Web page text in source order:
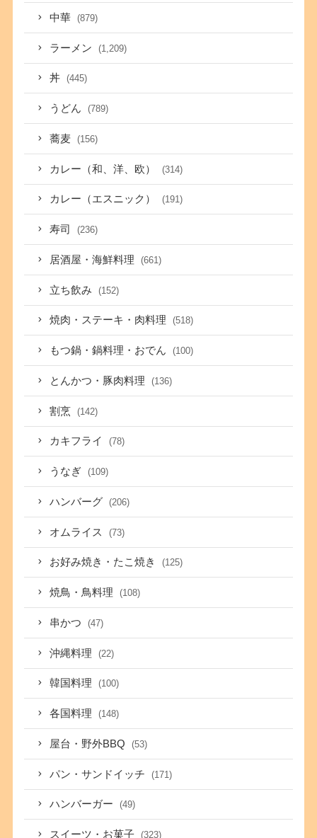
中華 (879)
ラーメン (1,209)
丼 (445)
うどん (789)
蕎麦 (156)
カレー（和、洋、欧） (314)
カレー（エスニック） (191)
寿司 (236)
居酒屋・海鮮料理 (661)
立ち飲み (152)
焼肉・ステーキ・肉料理 (518)
もつ鍋・鍋料理・おでん (100)
とんかつ・豚肉料理 (136)
割烹 (142)
カキフライ (78)
うなぎ (109)
ハンバーグ (206)
オムライス (73)
お好み焼き・たこ焼き (125)
焼鳥・鳥料理 (108)
串かつ (47)
沖縄料理 (22)
韓国料理 (100)
各国料理 (148)
屋台・野外BBQ (53)
パン・サンドイッチ (171)
ハンバーガー (49)
スイーツ・お菓子 (323)